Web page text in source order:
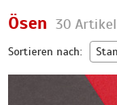
Ösen 30 Artikel
Sortieren nach: